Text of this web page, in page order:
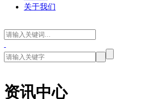
关于我们
资讯中心